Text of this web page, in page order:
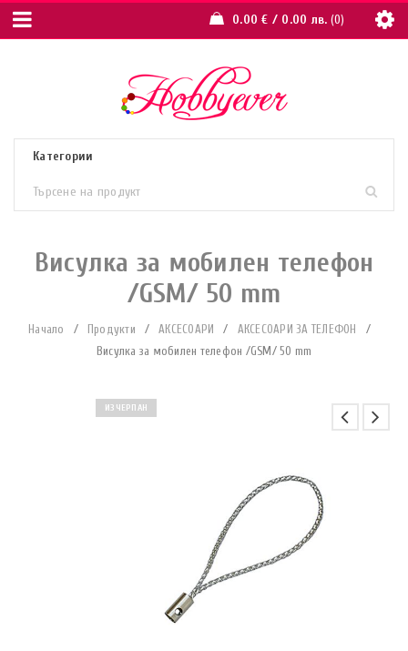
0.00€ / 0.00 лв. 0
Висулка за мобилен телефон
/GSM/ 50 mm
Начало / Продукти / АКСЕСОАРИ / АКСЕСОАРИ ЗА ТЕЛЕФОН
/
Висулка за мобилен телефон /GSM/ 50 mm
ИЗЧЕРПАН